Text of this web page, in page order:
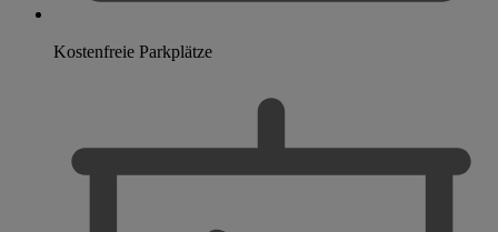
Kostenfreie Parkplätze